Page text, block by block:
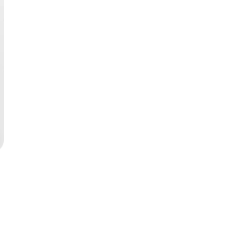
- Jaqueta Juvenil Puffer em